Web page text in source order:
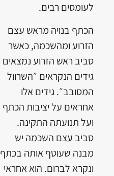
לעומסים רבים.
הכתף בנויה מראש עצם
הזרוע ומהשכמה, כאשר
סביב ראש הזרוע נמצאים
גידים הנקראים ״השרוול
המסובב״. גידים אלו
אחראים על יציבות הכתף
ועל תנועתה התקינה.
סביב עצם השכמה יש
מבנה שעוטף אותה בכתף
ונקרא לברום. הוא אחראי